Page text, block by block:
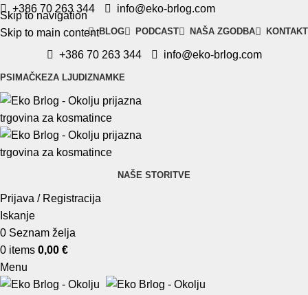
Skip to navigation
Skip to main content
+386 70 263 344 info@eko-brlog.com
BLOG PODCAST NAŠA ZGODBA KONTAKT
+386 70 263 344 info@eko-brlog.com
PSI MAČKEZA LJUDI ZNAMKE
NAŠE STORITVE
Prijava / Registracija
Iskanje
0 Seznam želja
0 items 0,00 €
Menu